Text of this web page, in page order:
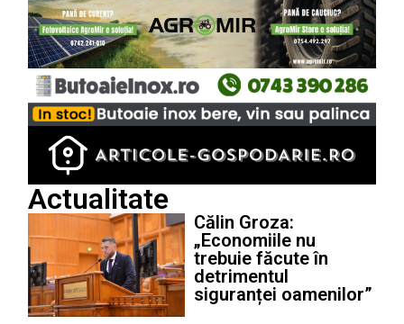
Actualitate
Călin Groza:
„Economiile nu
trebuie făcute în
detrimentul
siguranței oamenilor”